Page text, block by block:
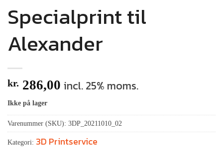
Specialprint til
Alexander
kr. 286,00 incl. 25% moms.
Ikke på lager
Varenummer (SKU): 3DP_20211010_02
Kategori: 3D Printservice